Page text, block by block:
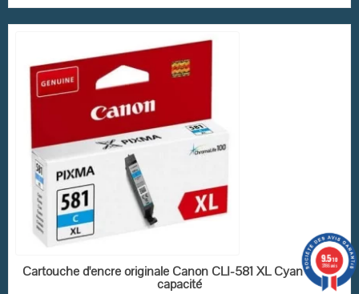
RUPTURE DE STOCK
Cartouche d'encre originale Canon CLI-581 XL Cyan haute
capacité
9.5/10
3786 avis